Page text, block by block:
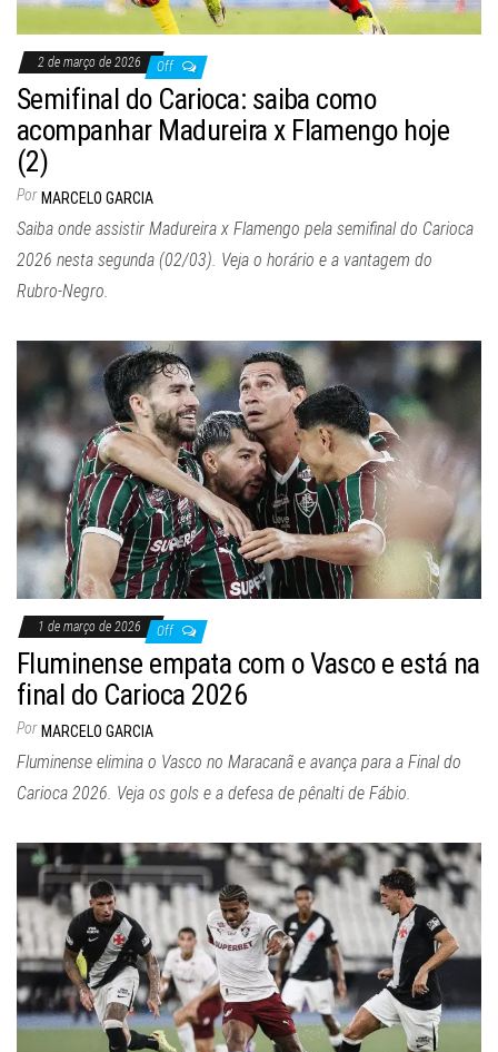
2 de março de 2026 Off
Semifinal do Carioca: saiba como
acompanhar Madureira x Flamengo hoje
(2)
Por MARCELO GARCIA
Saiba onde assistir Madureira x Flamengo pela semifinal do Carioca
2026 nesta segunda (02/03). Veja o horário e a vantagem do
Rubro-Negro.
1 de março de 2026 Off
Fluminense empata com o Vasco e está na
final do Carioca 2026
Por MARCELO GARCIA
Fluminense elimina o Vasco no Maracanã e avança para a Final do
Carioca 2026. Veja os gols e a defesa de pênalti de Fábio.